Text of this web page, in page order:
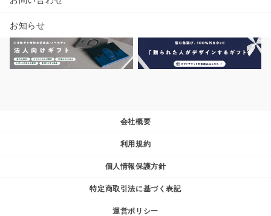
お知らせ
会社概要
利用規約
個人情報保護方針
特定商取引法に基づく表記
運営ポリシー